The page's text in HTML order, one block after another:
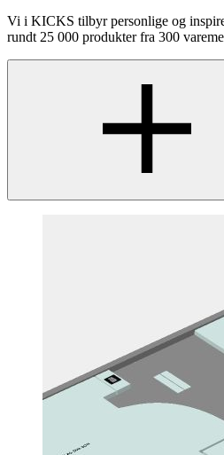
Vi i KICKS tilbyr personlige og
rundt 25 000 produkter fra 300